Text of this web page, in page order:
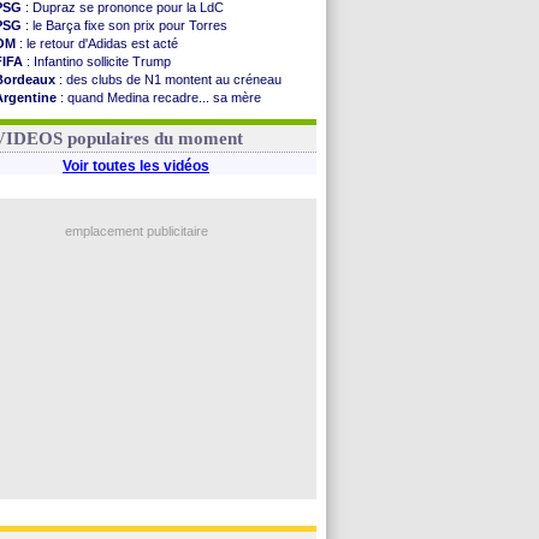
: Dupraz se prononce pour la LdC
: le Barça fixe son prix pour Torres
: le retour d'Adidas est acté
: Infantino sollicite Trump
: des clubs de N1 montent au créneau
: quand Medina recadre... sa mère
: Paixão attire un 2e club anglais
populaires du moment
Voir toutes les vidéos
emplacement publicitaire